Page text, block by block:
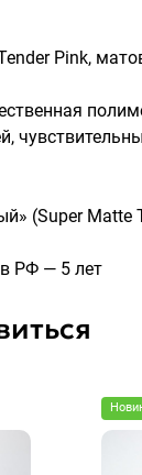
Pink,
(Super Matte
РФ — 5 лет